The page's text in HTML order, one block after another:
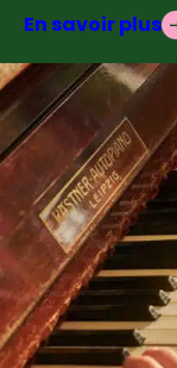
En savoir plus